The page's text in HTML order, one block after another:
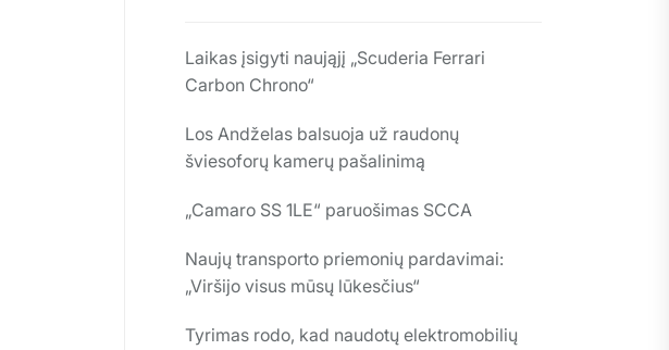
Laikas įsigyti naująjį „Scuderia Ferrari
Carbon Chrono“
Los Andželas balsuoja už raudonų
šviesoforų kamerų pašalinimą
„Camaro SS 1LE“ paruošimas SCCA
Naujų transporto priemonių pardavimai:
„Viršijo visus mūsų lūkesčius“
Tyrimas rodo, kad naudotų elektromobilių